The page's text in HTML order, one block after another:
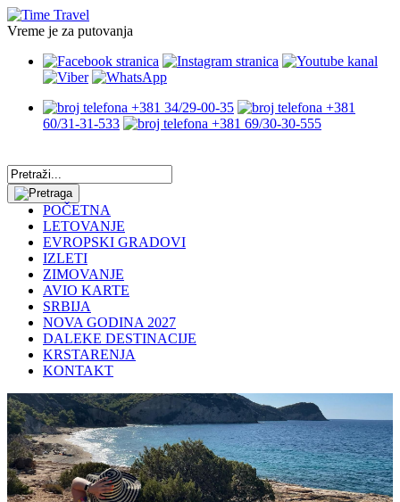
Vreme je za putovanja
+381 34/29-00-35
+381
60/31-31-533
+381 69/30-30-555
POČETNA
LETOVANJE
EVROPSKI GRADOVI
IZLETI
ZIMOVANJE
AVIO KARTE
SRBIJA
NOVA GODINA 2027
DALEKE DESTINACIJE
KRSTARENJA
KONTAKT